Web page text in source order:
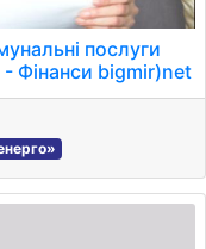
послуги
- Фінанси bigmir)net